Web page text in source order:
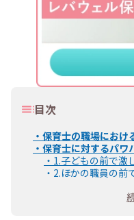
目次
・ 保育士の職場におけ
・ 保育士に対するパワ
・ 1.子どもの前で激
・ 2.ほかの職員の前
4.残業や持ち帰り